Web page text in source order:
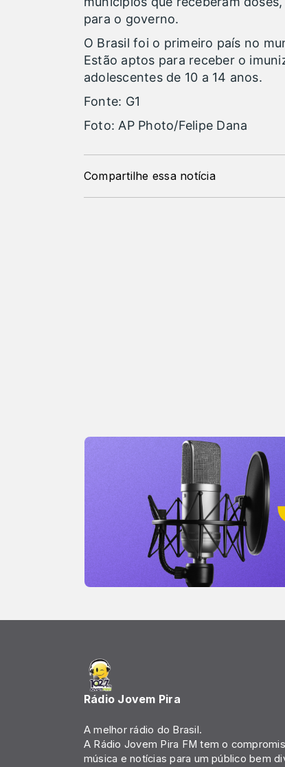
para o governo.
O Brasil foi o primeiro país no
Estão aptos para receber o
adolescentes de 10 a 14 anos.
Fonte: G1
Foto: AP Photo/Felipe Dana
Compartilhe essa notícia
Rádio Jovem Pira
A melhor rádio do Brasil.
A Rádio Jovem Pira FM tem o
música e notícias para um público bem